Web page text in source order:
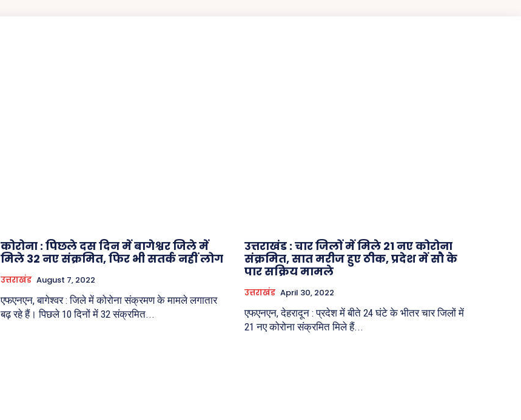
कोरोना : पिछले दस दिन में बागेश्वर जिले में
मिले 32 नए संक्रमित, फिर भी सतर्क नहीं लोग
उत्तराखंड August 7, 2022
एफएनएन, बागेश्वर : जिले में कोरोना संक्रमण के मामले लगातार
बढ़ रहे हैं। पिछले 10 दिनों में 32 संक्रमित...
उत्तराखंड : चार जिलों में मिले 21 नए कोरोना
संक्रमित, सात मरीज हुए ठीक, प्रदेश में सौ के
पार सक्रिय मामले
उत्तराखंड April 30, 2022
एफएनएन, देहरादून : प्रदेश में बीते 24 घंटे के भीतर चार जिलों में
21 नए कोरोना संक्रमित मिले हैं...